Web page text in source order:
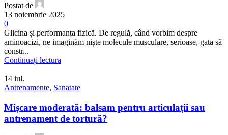
Postat de
13 noiembrie 2025
0
Glicina și performanța fizică. De regulă, când vorbim despre
aminoacizi, ne imaginăm niște molecule musculare, serioase, gata să
constr...
Continuați lectura
14 iul.
Antrenamente, Sanatate
Mișcare moderată: balsam pentru articulații sau
antrenament de tortură?